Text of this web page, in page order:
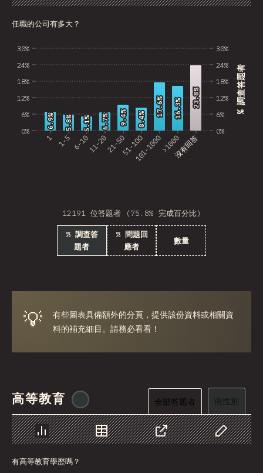
Azerbaijan
BRB
MDV
Puerto Rico
Honduras
Jordan
Luxembourg
Armenia
El Salvador
Madagascar
MLT
Ghana
圖表 資料 分享
自訂資料
任職的公司有多大？
0%
6%
12%
18%
24%
30%
% 調查答題者
1 1-5 6-1011-2021-5051-100101-1000>1000沒有回答
0%
6%
12%
18%
24%
30%
6.9%
6.9% 5.8%
5.8% 5.1%
5.1% 6.7%
6.7% 9.4%
9.4% 8.4%
8.4%
17.6%
17.6% 16.3%
16.3% 23.8%
23.8%
12191 位答題者 (75.8% 完成百分比)
% 調查答
題者
% 問題回
應者
數量
💡
有些圖表具備額外的分頁，提供該份資料或相關資
料的補充細目。請務必看看！
高等教育 全部答題者 依性別
圖表 資料 分享
自訂資料
有高等教育學歷嗎？